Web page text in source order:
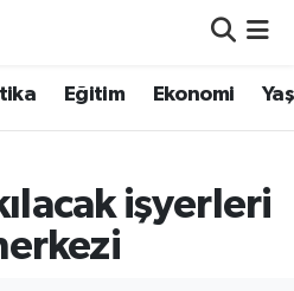
Eğitim Ekonomi
işyerleri